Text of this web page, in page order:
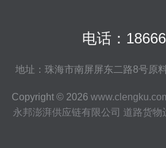
电话：
地址：珠海市南屏屏东二路8号原
Copyright © 2026
永邦澎湃供应链有限公司 道路货物